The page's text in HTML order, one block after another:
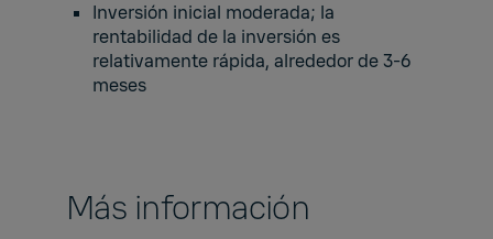
Inversión inicial moderada; la
rentabilidad de la inversión es
relativamente rápida, alrededor de 3-6
meses
Más información